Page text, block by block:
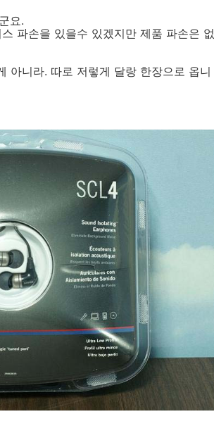
요.
파손을 있을수 있겠지만 제품 파손은 없
아니라. 따로 저렇게 달랑 한장으로 옵니